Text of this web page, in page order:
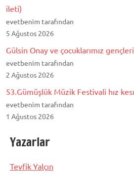
ileti)
evetbenim tarafından
5 Ağustos 2026
Gülsin Onay ve çocuklarımız
evetbenim tarafından
2 Ağustos 2026
53.Gümüşlük Müzik Festivali hız
evetbenim tarafından
1 Ağustos 2026
Yazarlar
Tevfik Yalçın